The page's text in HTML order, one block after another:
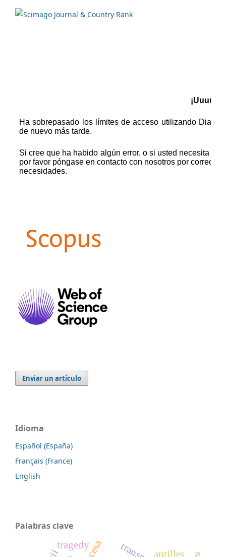
Enviar un artículo
Idioma
Español (España)
Français (France)
English
Palabras clave
antilles
tragedy